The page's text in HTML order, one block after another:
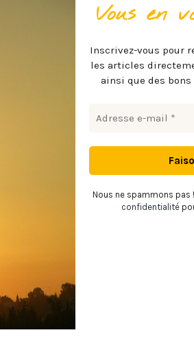
Vous en
Inscrivez-vous pour
les articles
ainsi que des
Nous ne spammons pas
confidentialité